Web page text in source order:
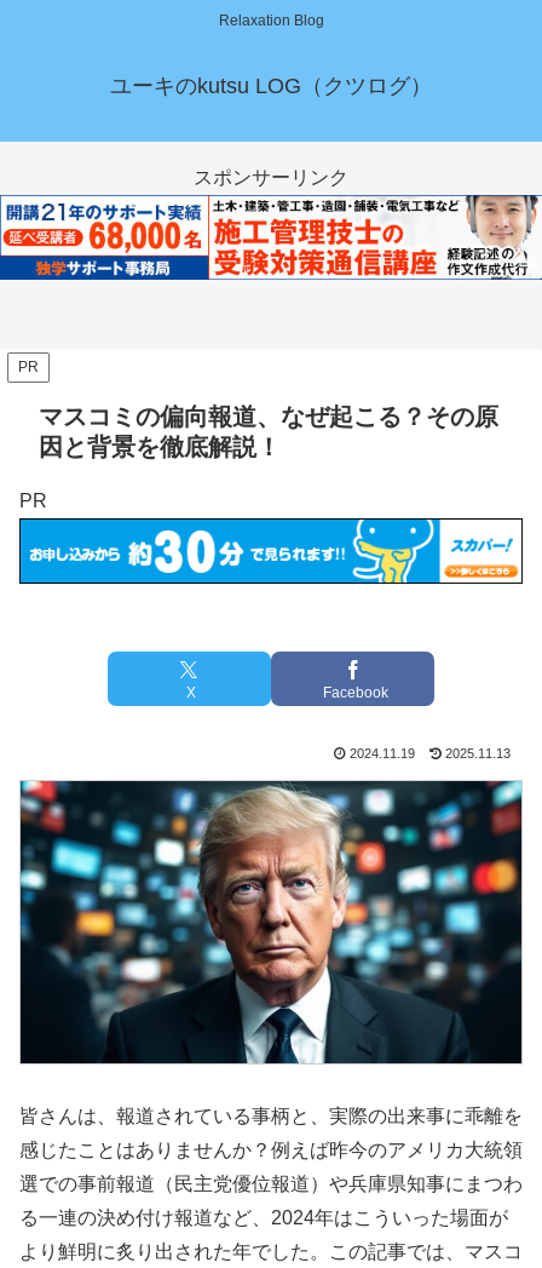
Relaxation Blog
ユーキのkutsu LOG（クツログ）
スポンサーリンク
PR
マスコミの偏向報道、なぜ起こる？その原
因と背景を徹底解説！
PR
X Facebook
2024.11.19 2025.11.13
皆さんは、報道されている事柄と、実際の出来事に乖離を
感じたことはありませんか？例えば昨今のアメリカ大統領
選での事前報道（民主党優位報道）や兵庫県知事にまつわ
る一連の決め付け報道など、2024年はこういった場面が
より鮮明に炙り出された年でした。この記事では、マスコ